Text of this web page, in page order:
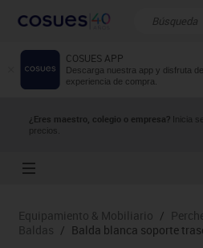
COSUES APP
Descarga nuestra app y disfruta
experiencia de compra.
¿Eres maestro, colegio o empresa? Inicia
precios.
Resultados
Equipamiento & Mobiliario /
Baldas / Balda blanca soporte